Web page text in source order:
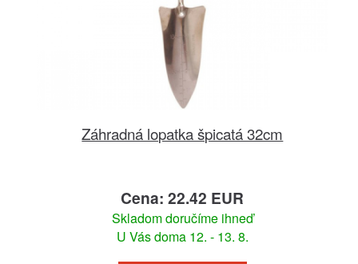
Záhradná lopatka špicatá 32cm
Cena: 22.42 EUR
Skladom doručíme ihneď
U Vás doma 12. - 13. 8.